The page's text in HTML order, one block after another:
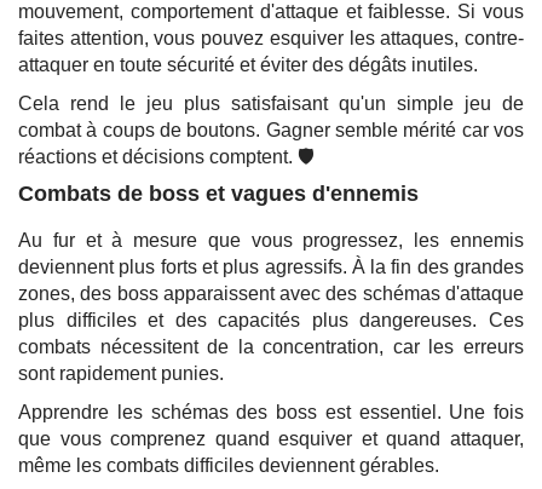
mouvement, comportement d'attaque et faiblesse. Si vous
faites attention, vous pouvez esquiver les attaques, contre-
attaquer en toute sécurité et éviter des dégâts inutiles.
Cela rend le jeu plus satisfaisant qu'un simple jeu de
combat à coups de boutons. Gagner semble mérité car vos
réactions et décisions comptent. 🛡️
Combats de boss et vagues d'ennemis
Au fur et à mesure que vous progressez, les ennemis
deviennent plus forts et plus agressifs. À la fin des grandes
zones, des boss apparaissent avec des schémas d'attaque
plus difficiles et des capacités plus dangereuses. Ces
combats nécessitent de la concentration, car les erreurs
sont rapidement punies.
Apprendre les schémas des boss est essentiel. Une fois
que vous comprenez quand esquiver et quand attaquer,
même les combats difficiles deviennent gérables.